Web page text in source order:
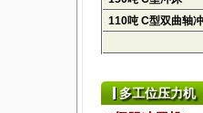
110吨 C型双曲轴
多工位压力机